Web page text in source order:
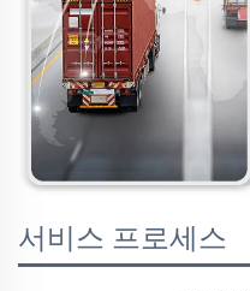
서비스 프로세스